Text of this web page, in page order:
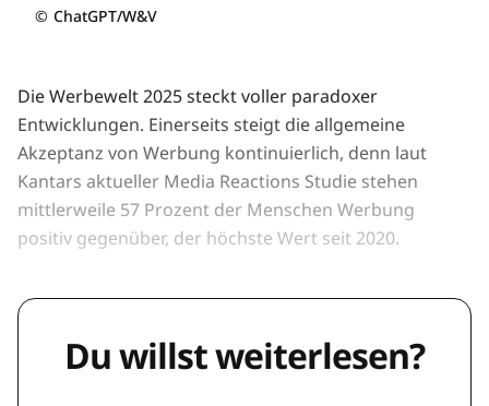
© ChatGPT/W&V
Die Werbewelt 2025 steckt voller paradoxer
Entwicklungen. Einerseits steigt die allgemeine
Akzeptanz von Werbung kontinuierlich, denn laut
Kantars aktueller Media Reactions Studie stehen
mittlerweile 57 Prozent der Menschen Werbung
positiv gegenüber, der höchste Wert seit 2020.
Du willst weiterlesen?